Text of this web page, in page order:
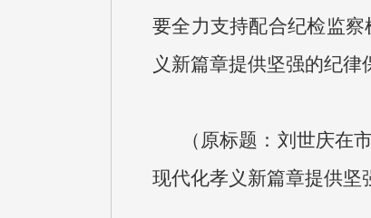
要全力支持配合纪检监
义新篇章提供坚强的纪律
（原标题：刘世庆在
现代化孝义新篇章提供坚